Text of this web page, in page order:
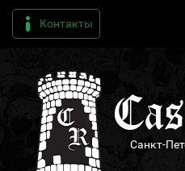
Контакты
Санкт-